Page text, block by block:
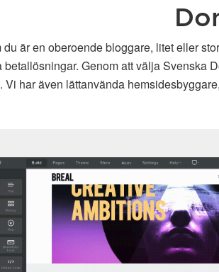
du är en oberoende bloggare, litet eller
betallösningar. Genom att välja Svenska
Vi har även lättanvända